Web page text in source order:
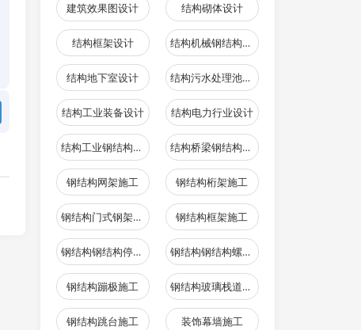
建筑效果图设计 结构砌体设计
结构框架设计 结构机械钢结构设计
结构地下室设计 结构污水处理池设计
结构工业装备设计 结构电力行业设计
结构工业钢结构设计 结构桥梁钢结构设计
钢结构网架施工 钢结构桁架施工
钢结构门式钢架施工 钢结构框架施工
钢结构钢结构停车场施工 钢结构钢结构螺旋楼梯施工
钢结构蹦极施工 钢结构玻璃栈道施工
钢结构跳台施工 装饰幕墙施工